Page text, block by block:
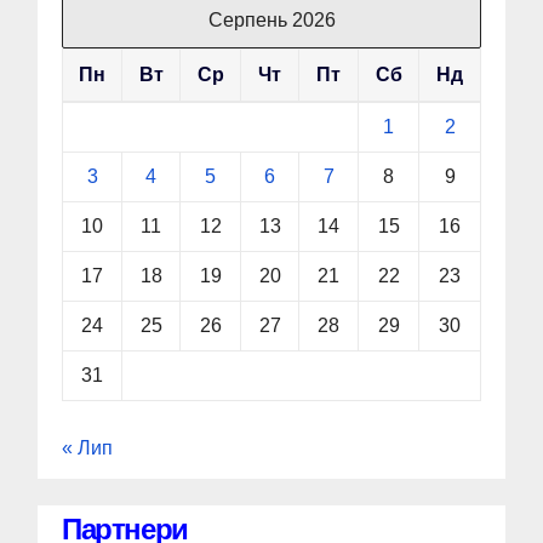
Серпень 2026
Пн Вт Ср Чт Пт Сб Нд
1 2
3 4 5 6 7 8 9
10 11 12 13 14 15 16
17 18 19 20 21 22 23
24 25 26 27 28 29 30
31
« Лип
Партнери